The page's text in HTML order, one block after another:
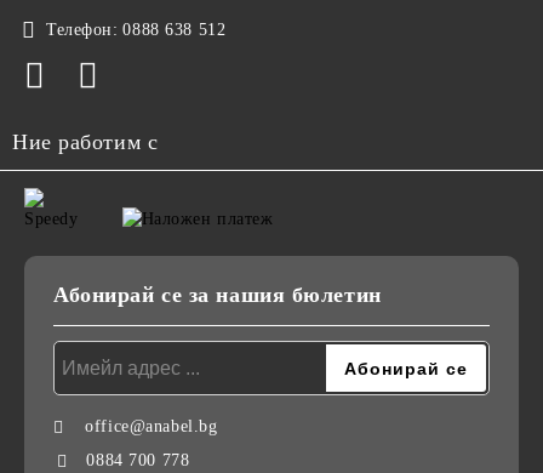
Телефон: 0888 638 512
Ние работим с
Абонирай се за нашия бюлетин
office@anabel.bg
0884 700 778